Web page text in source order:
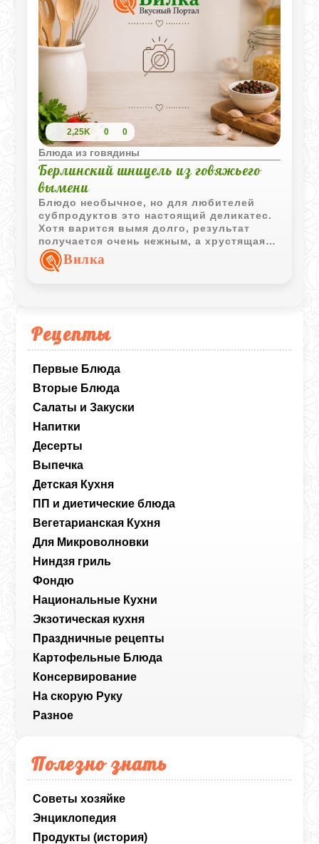
Рецепты
Первые Блюда
Вторые Блюда
Салаты и Закуски
Напитки
Десерты
Выпечка
Детская Кухня
ПП и диетические блюда
Вегетарианская Кухня
Для Микроволновки
Ниндзя гриль
Фондю
Национальные Кухни
Экзотическая кухня
Праздничные рецепты
Картофельные Блюда
Консервирование
На скорую Руку
Разное
Полезно знать
Советы хозяйке
Энциклопедия
Продукты (история)
2,25K 0 0
Блюда из говядины
Берлинский шницель из говяжьего
вымени
Блюдо необычное, но для любителей
субпродуктов это настоящий деликатес.
Хотя варится вымя долго, результат
получается очень нежным, а хрустящая
панировка делает его похожим на
классический шницель. Это отличный
Вилка